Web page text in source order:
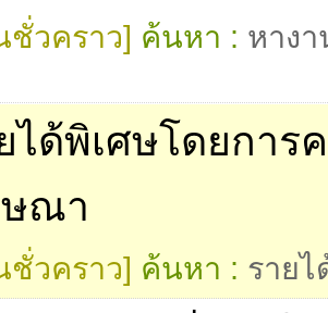
ชั่วคราว] ค้นหา : หาง
ได้พิเศษโดยการ
ณา
ชั่วคราว] ค้นหา : รายไ